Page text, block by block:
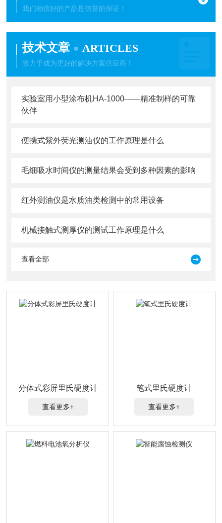
我们相信好的产品是信誉的保证！
技术文章 ARTICLES
致力于成为更好的解决方案供应商！
实验室用小型涂布机HA-1000——精准制样的可靠
伙伴
便携式紫外荧光测油仪的工作原理是什么
毛细吸水时间仪的测量结果会受到多种因素的影响
红外测油仪是水质油类检测中的常用设备
机械接触式测厚仪的测试工作原理是什么
查看全部
分体式彩屏里氏硬度计
查看更多+
笔式里氏硬度计
查看更多+